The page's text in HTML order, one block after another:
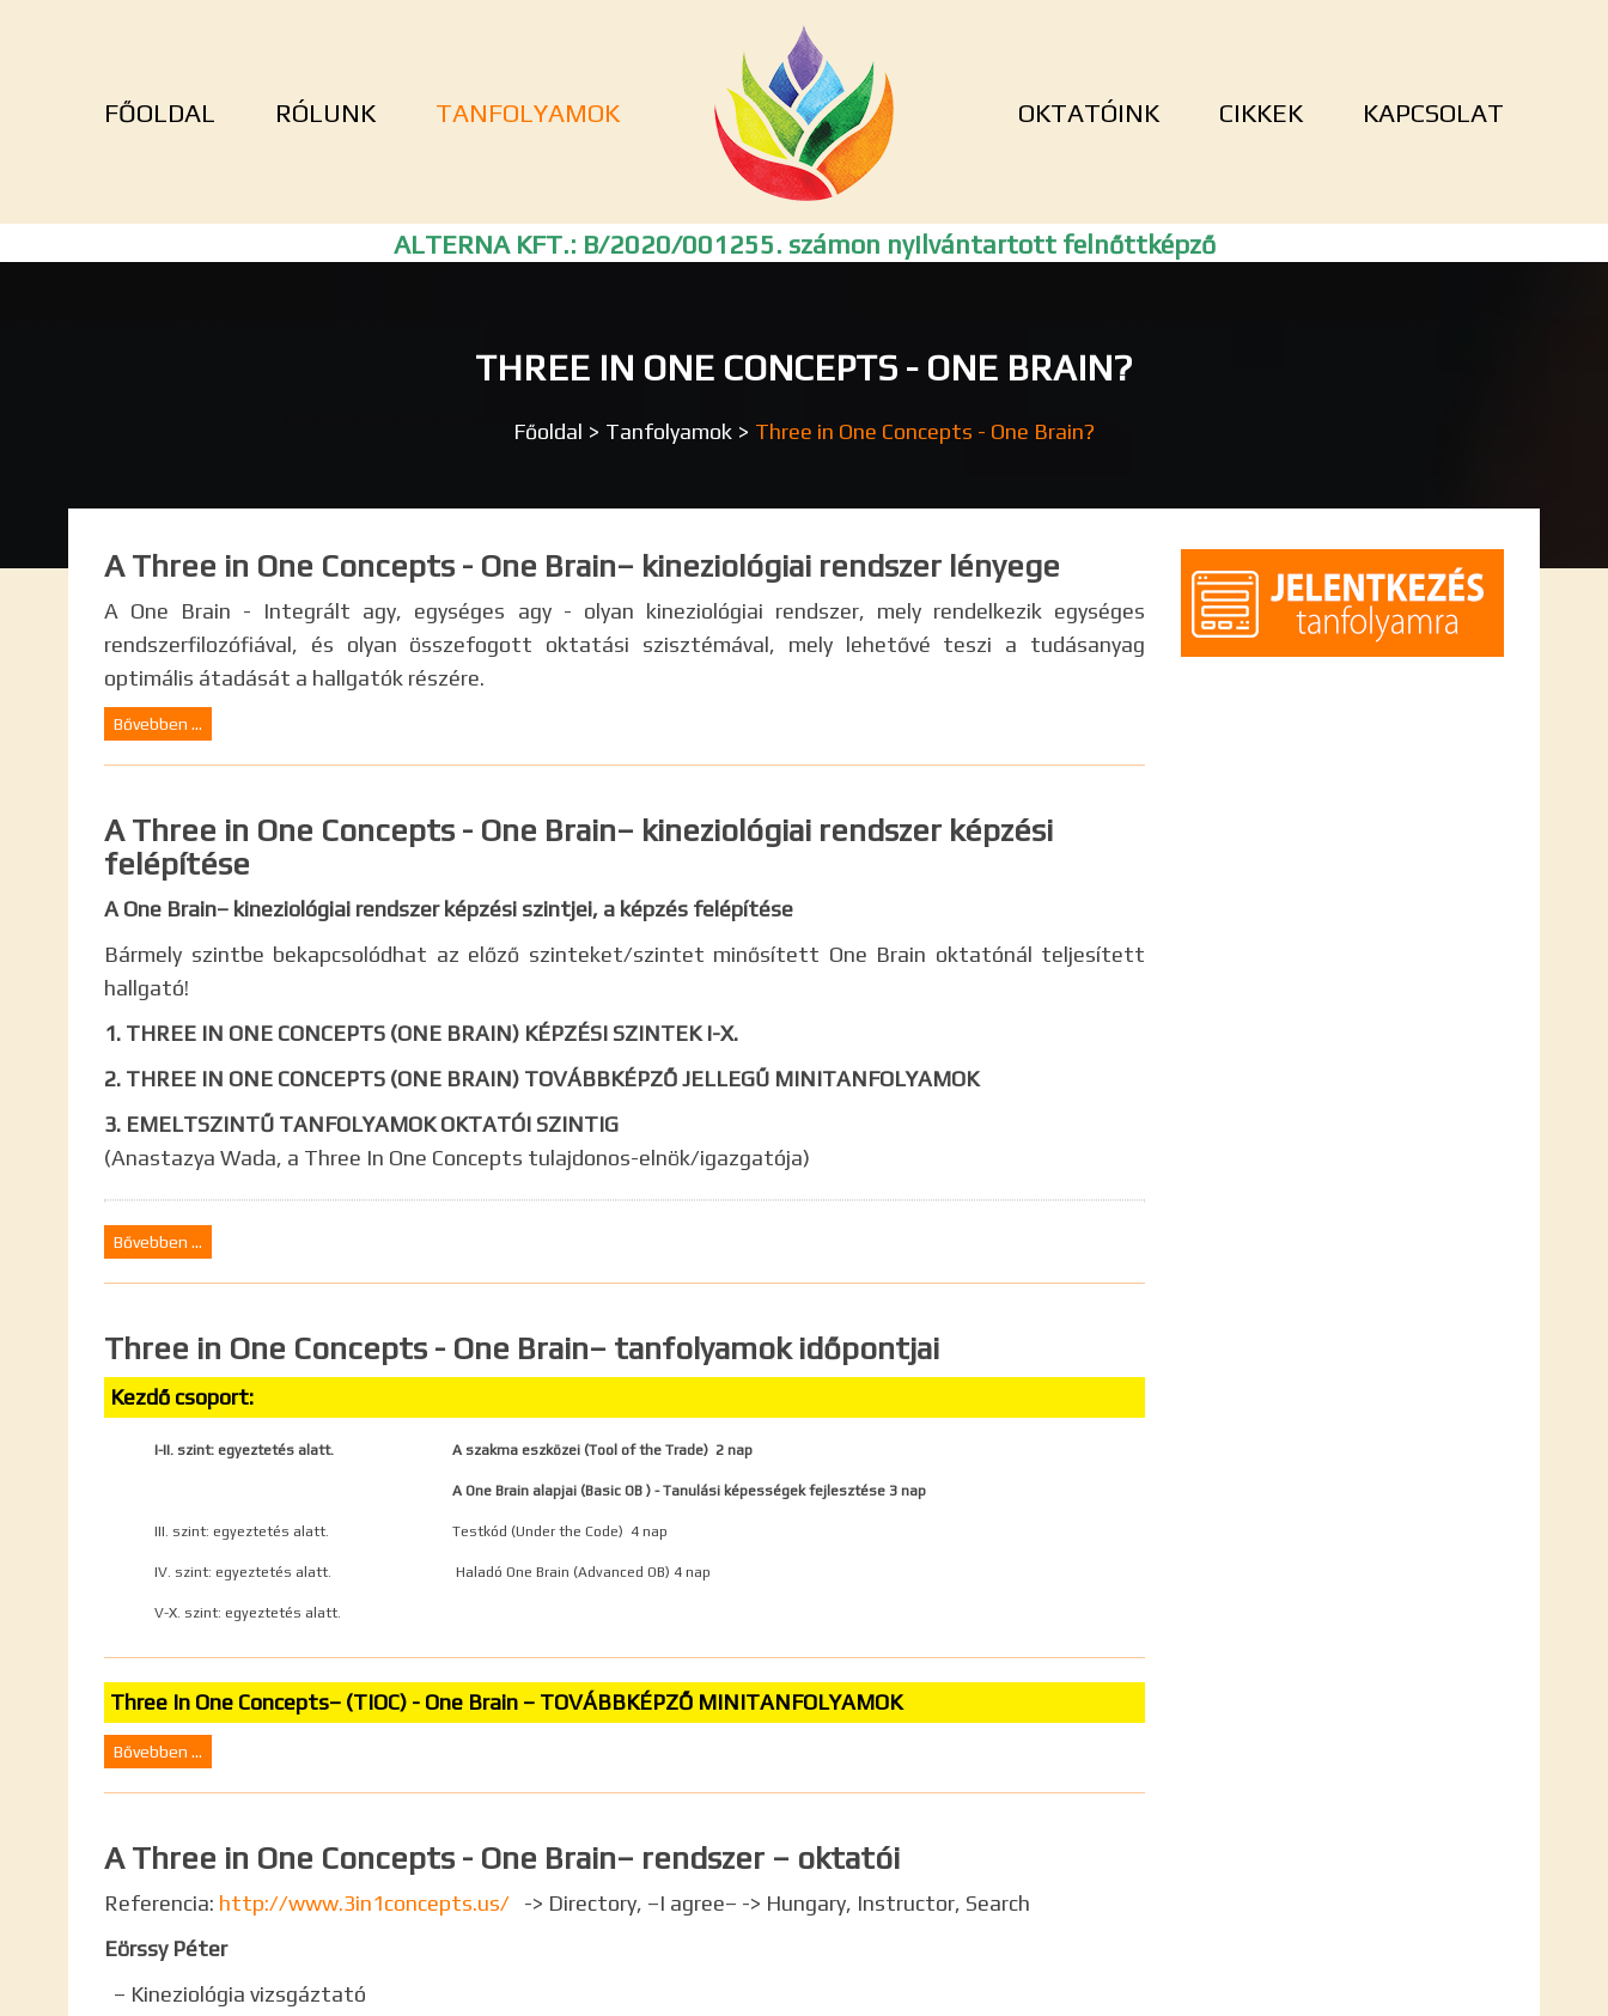
FŐOLDAL RÓLUNK TANFOLYAMOK KAPCSOLAT
CIKKEK
OKTATÓINK
ALTERNA KFT.: B/2020/001255. számon nyilvántartott felnőttképző
THREE IN ONE CONCEPTS - ONE BRAIN?
Főoldal > Tanfolyamok > Three in One Concepts - One Brain?
A Three in One Concepts - One Brain– kineziológiai rendszer lényege
A One Brain - Integrált agy, egységes agy - olyan kineziológiai rendszer, mely rendelkezik egységes
rendszerfilozófiával, és olyan összefogott oktatási szisztémával, mely lehetővé teszi a tudásanyag
optimális átadását a hallgatók részére.
Bővebben ...
A Three in One Concepts - One Brain– kineziológiai rendszer képzési
felépítése
A One Brain– kineziológiai rendszer képzési szintjei, a képzés felépítése
Bármely szintbe bekapcsolódhat az előző szinteket/szintet minősített One Brain oktatónál teljesített
hallgató!
1. THREE IN ONE CONCEPTS (ONE BRAIN) KÉPZÉSI SZINTEK I-X.
2. THREE IN ONE CONCEPTS (ONE BRAIN) TOVÁBBKÉPZŐ JELLEGŰ MINITANFOLYAMOK
3. EMELTSZINTŰ TANFOLYAMOK OKTATÓI SZINTIG
(Anastazya Wada, a Three In One Concepts tulajdonos-elnök/igazgatója)
Bővebben ...
Three in One Concepts - One Brain– tanfolyamok időpontjai
Kezdő csoport:
I-II. szint: egyeztetés alatt. A szakma eszközei (Tool of the Trade) 2 nap
A One Brain alapjai (Basic OB ) - Tanulási képességek fejlesztése 3 nap
III. szint: egyeztetés alatt. Testkód (Under the Code) 4 nap
IV. szint: egyeztetés alatt. Haladó One Brain (Advanced OB) 4 nap
V-X. szint: egyeztetés alatt.
Three In One Concepts– (TIOC) - One Brain – TOVÁBBKÉPZŐ MINITANFOLYAMOK
Bővebben ...
A Three in One Concepts - One Brain– rendszer – oktatói
Referencia: http://www.3in1concepts.us/ -> Directory, –I agree– -> Hungary, Instructor, Search
Eörssy Péter
– Kineziológia vizsgáztató